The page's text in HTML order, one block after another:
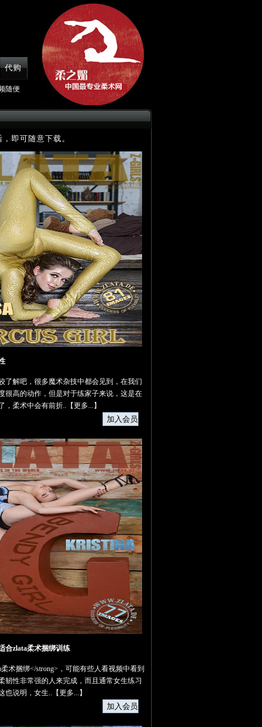
代购
随便
即可随意下载。
了解吧，很多魔术杂技中都会见到，在我们
很高的动作，但是对于练家子来说，这是在
，柔术中会有前折..【更多... 】
合zlata柔术捆绑训练
柔术捆绑</strong>，可能有些人看视频中看到
韧性非常强的人来完成，而且通常女生练习
也说明，女生..【更多... 】